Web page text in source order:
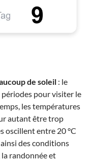
de soleil : le
périodes pour visiter le
les températures
autant être trop
oscillent entre 20 °C
des conditions
randonnée et